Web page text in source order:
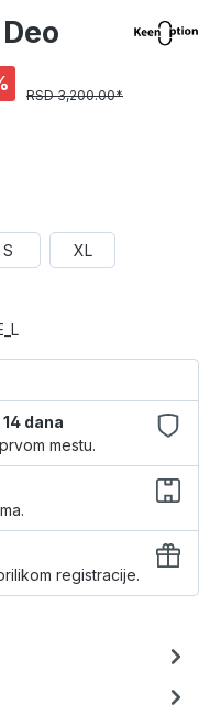
RSD 3,200.00*
S XL
dana
mestu.
registracije.